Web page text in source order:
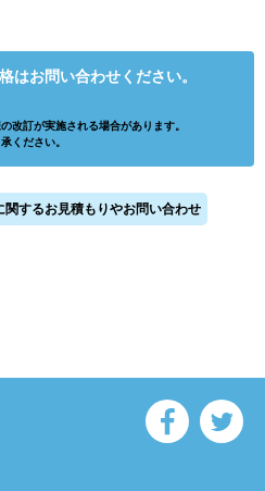
はお問い合わせください。
改訂が実施される場合があります。
ください。
関するお見積もりやお問い合わせ